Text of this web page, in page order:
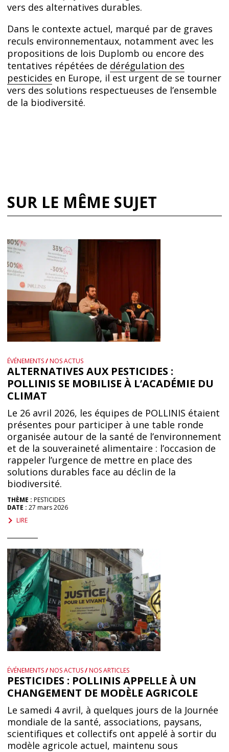
vers des alternatives durables.
Dans le contexte actuel, marqué par de graves
reculs environnementaux, notamment avec les
propositions de lois Duplomb ou encore des
tentatives répétées de dérégulation des
pesticides en Europe, il est urgent de se tourner
vers des solutions respectueuses de l’ensemble
de la biodiversité.
SUR LE MÊME SUJET
ÉVÉNEMENTS/NOS ACTUS
ALTERNATIVES AUX PESTICIDES :
POLLINIS SE MOBILISE À L’ACADÉMIE DU
CLIMAT
Le 26 avril 2026, les équipes de POLLINIS étaient
présentes pour participer à une table ronde
organisée autour de la santé de l’environnement
et de la souveraineté alimentaire : l’occasion de
rappeler l’urgence de mettre en place des
solutions durables face au déclin de la
biodiversité.
THÈME : PESTICIDES
DATE : 27 mars 2026
LIRE
ÉVÉNEMENTS/NOS ACTUS/NOS ARTICLES
PESTICIDES : POLLINIS APPELLE À UN
CHANGEMENT DE MODÈLE AGRICOLE
Le samedi 4 avril, à quelques jours de la Journée
mondiale de la santé, associations, paysans,
scientifiques et collectifs ont appelé à sortir du
modèle agricole actuel, maintenu sous